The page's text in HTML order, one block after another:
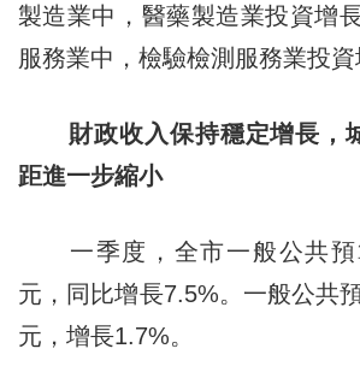
製造業中，醫藥製造業投資增
服務業中，檢驗檢測服務業投資
財政收入保持穩定增長，
距進一步縮小
一季度，全市一般公共預
元，同比增長7.5%。一般公共
元，增長1.7%。